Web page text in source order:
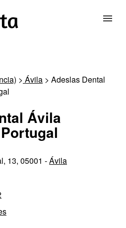
> Ávila > Adeslas Dental
Ávila
13, 05001 -Ávila